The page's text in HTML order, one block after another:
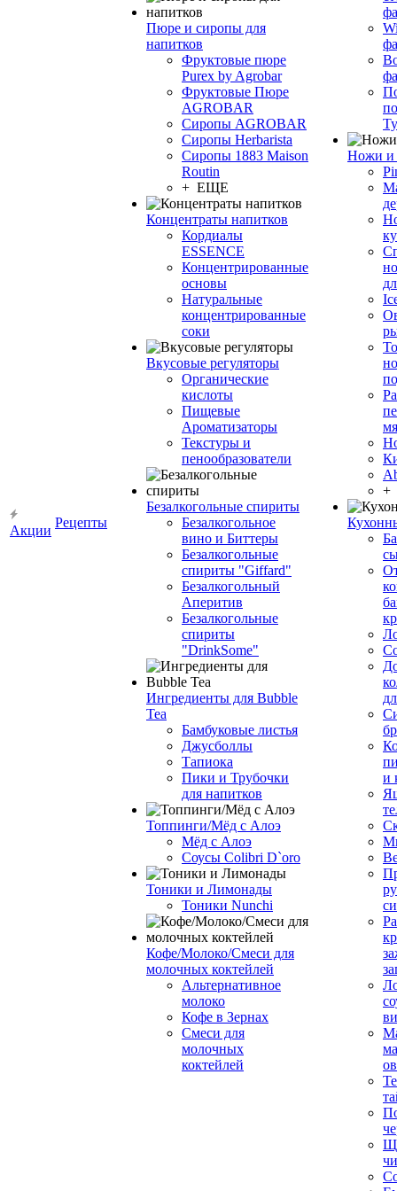
Акции
Рецепты
Пюре и сиропы для
напитков
Фруктовые пюре
Purex by Agrobar
Фруктовые Пюре
AGROBAR
Сиропы AGROBAR
Сиропы Herbarista
Сиропы 1883 Maison
Routin
+ ЕЩЕ
Концентраты напитков
Кордиалы
ESSENCE
Концентрированные
основы
Натуральные
концентрированные
соки
Вкусовые регуляторы
Органические
кислоты
Пищевые
Ароматизаторы
Текстуры и
пенообразователи
Безалкогольные спириты
Безалкогольное
вино и Биттеры
Безалкогольные
спириты "Giffard"
Безалкогольный
Аперитив
Безалкогольные
спириты
"DrinkSome"
Ингредиенты для Bubble
Tea
Бамбуковые листья
Джусболлы
Тапиока
Пики и Трубочки
для напитков
Топпинги/Мёд с Алоэ
Мёд с Алоэ
Соусы Colibri D`oro
Тоники и Лимонады
Тоники Nunchi
Кофе/Молоко/Смеси для
молочных коктейлей
Альтернативное
молоко
Кофе в Зернах
Смеси для
молочных
коктейлей
Ножи и
+
и